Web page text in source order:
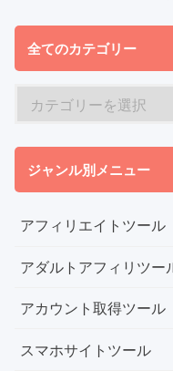
全てのカテゴリー
ジャンル別メニュー
アフィリエイトツール
アダルトアフィリツー
アカウント取得ツール
スマホサイトツール